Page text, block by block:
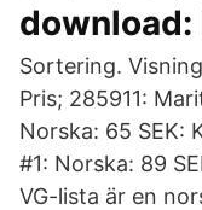
download:
Sortering.
Pris; 285911:
Norska: 65 SEK:
#1: Norska: 89
VG-lista är en